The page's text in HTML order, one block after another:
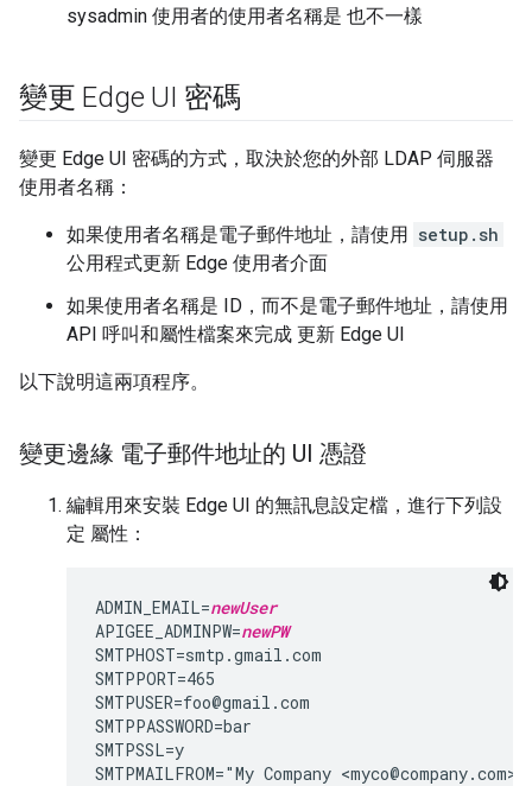
sysadmin 使用者的使用者名稱是 也不一樣
變更 Edge UI 密碼
變更 Edge UI 密碼的方式，取決於您的外部 LDAP 伺服器
使用者名稱：
如果使用者名稱是電子郵件地址，請使用 setup.sh
公用程式更新 Edge 使用者介面
如果使用者名稱是 ID，而不是電子郵件地址，請使用
API 呼叫和屬性檔案來完成 更新 Edge UI
以下說明這兩項程序。
變更邊緣 電子郵件地址的 UI 憑證
編輯用來安裝 Edge UI 的無訊息設定檔，進行下列設
定 屬性：
ADMIN_EMAIL=newUser
APIGEE_ADMINPW=newPW
SMTPHOST=smtp.gmail.com
SMTPPORT=465
SMTPUSER=foo@gmail.com
SMTPPASSWORD=bar
SMTPSSL=y
SMTPMAILFROM="My Company <myco@company.com>"